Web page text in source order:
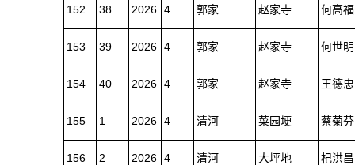
152 38 2026 4 郭家 赵家寺 何高福
153 39 2026 4 郭家 赵家寺 何世明
154 40 2026 4 郭家 赵家寺 王德忠
155 1 2026 4 清河 菜园埂 蔡菊芬
156 2 2026 4 清河 大坪地 杞洪昌